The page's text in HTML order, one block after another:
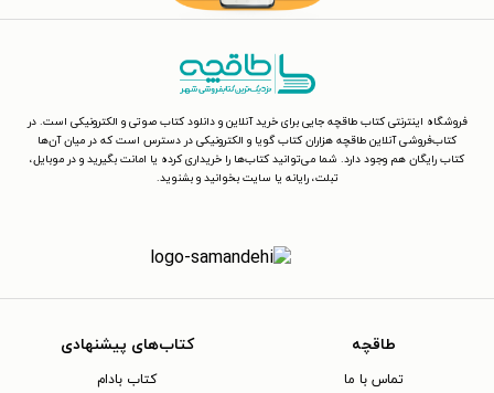
فروشگاه اینترنتی کتاب طاقچه جایی برای خرید آنلاین و دانلود کتاب صوتی و الکترونیکی است. در
کتاب‌فروشی آنلاین طاقچه هزاران کتاب گویا و الکترونیکی در دسترس است که در میان آن‌ها
کتاب رایگان هم وجود دارد. شما می‌توانید کتاب‌ها را خریداری کرده یا امانت بگیرید و در موبایل،
تبلت، رایانه یا سایت بخوانید و بشنوید.
طاقچه
تماس با ما
کتاب‌های پیشنهادی
کتاب بادام